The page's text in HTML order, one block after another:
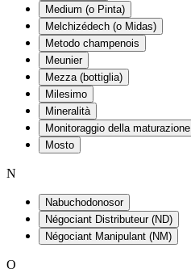
Medium (o Pinta)
Melchizédech (o Midas)
Metodo champenois
Meunier
Mezza (bottiglia)
Milesimo
Mineralità
Monitoraggio della maturazione
Mosto
N
Nabuchodonosor
Négociant Distributeur (ND)
Négociant Manipulant (NM)
O